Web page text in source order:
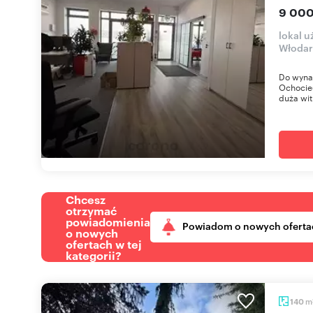
9
lokal
Do
duża
Chcesz
otrzymać
powiadomienia
o nowych
ofertach w tej
kategorii?
Powiadom o nowych
140 m